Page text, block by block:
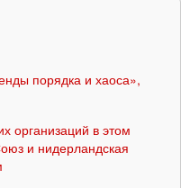
порядка и хаоса»,
организаций в этом
и нидерландская